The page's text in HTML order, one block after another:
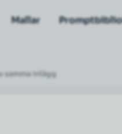
Mallar
samma inlägg